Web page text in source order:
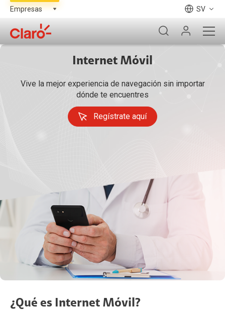
SV
Internet Móvil
Vive la mejor experiencia de navegación sin importar
dónde te encuentres
Regístrate aquí
¿Qué es Internet Móvil?